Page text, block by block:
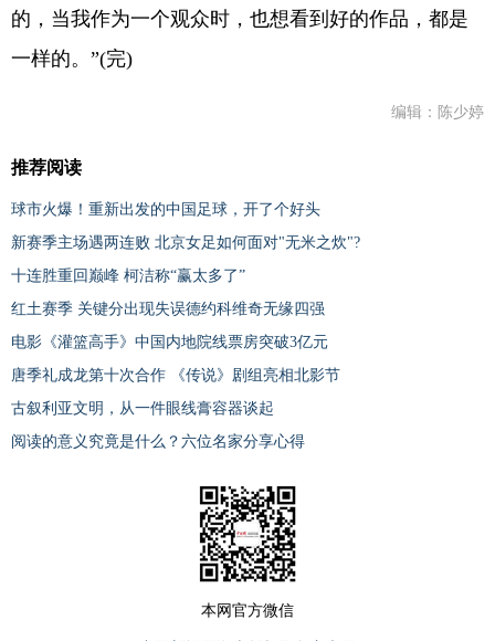
的，当我作为一个观众时，也想看到好的作品，都是
一样的。”(完)
编辑：陈少婷
推荐阅读
球市火爆！重新出发的中国足球，开了个好头
新赛季主场遇两连败 北京女足如何面对"无米之炊"?
十连胜重回巅峰 柯洁称“赢太多了”
红土赛季 关键分出现失误德约科维奇无缘四强
电影《灌篮高手》中国内地院线票房突破3亿元
唐季礼成龙第十次合作 《传说》剧组亮相北影节
古叙利亚文明，从一件眼线膏容器谈起
阅读的意义究竟是什么？六位名家分享心得
本网官方微信